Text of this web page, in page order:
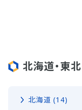
北海道・東
北海道 (14)